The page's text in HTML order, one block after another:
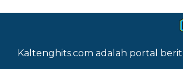
Kaltenghits.com adalah portal